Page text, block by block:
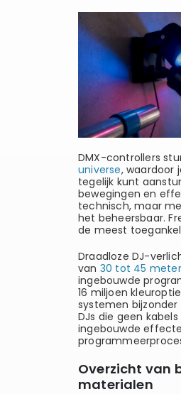
DMX-controllers
universe, waardoor
tegelijk kunt
bewegingen en
technisch, maar
het beheersbaar.
de meest
Draadloze DJ-
van 30 tot 45 meter
ingebouwde
16 miljoen
systemen
DJs die geen
ingebouwde
Overzicht van
materialen